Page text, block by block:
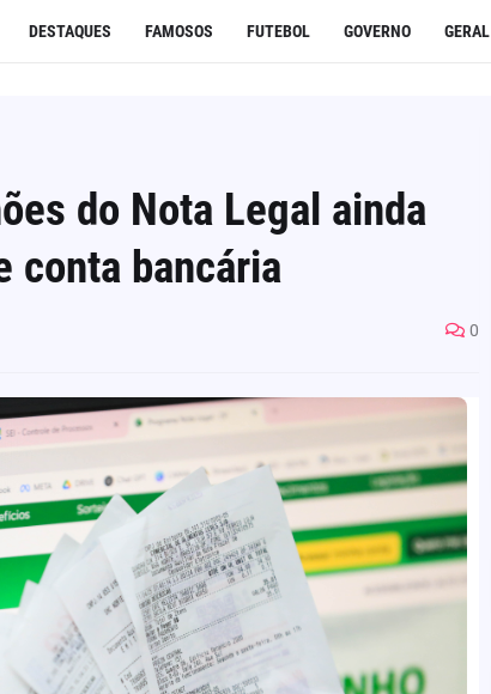
DESTAQUES FAMOSOS FUTEBOL GOVERNO GERAL
do Nota Legal ainda
conta bancária
0